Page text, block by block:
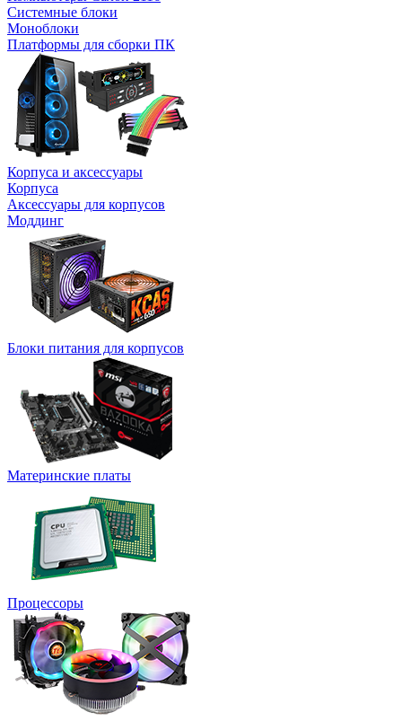
Системные блоки
Моноблоки
Платформы для сборки ПК
Корпуса и аксессуары
Корпуса
Аксессуары для корпусов
Моддинг
Блоки питания для корпусов
Материнские платы
Процессоры